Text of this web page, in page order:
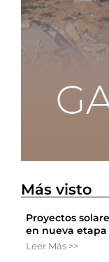
Más visto
Proyectos
en nueva etapa
Leer Más >>